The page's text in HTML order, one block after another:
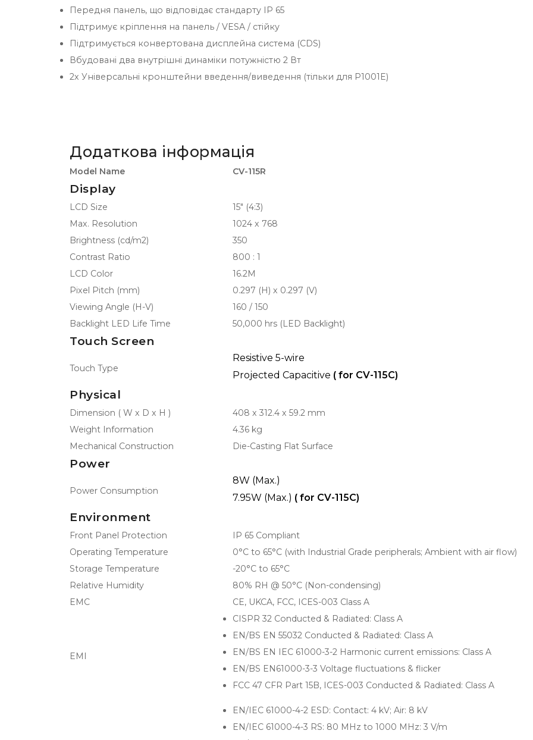
Передня панель, що відповідає стандарту IP 65
Підтримує кріплення на панель / VESA / стійку
Підтримується конвертована дисплейна система (CDS)
Вбудовані два внутрішні динаміки потужністю 2 Вт
2x Універсальні кронштейни введення/виведення (тільки для P1001E)
Додаткова інформація
Model Name CV-115R
Display
LCD Size
15" (4:3)
Max. Resolution
1024 x 768
Brightness (cd/m2)
350
Contrast Ratio
800 : 1
LCD Color
16.2M
Pixel Pitch (mm)
0.297 (H) x 0.297 (V)
Viewing Angle (H-V)
160 / 150
Backlight LED Life Time
50,000 hrs (LED Backlight)
Touch Screen
Touch Type
Resistive 5-wire
Projected Capacitive ( for CV-115C)
Physical
Dimension ( W x D x H )
408 x 312.4 x 59.2 mm
Weight Information
4.36 kg
Mechanical Construction
Die-Casting Flat Surface
Power
Power Consumption
8W (Max.)
7.95W (Max.) ( for CV-115C)
Environment
Front Panel Protection
IP 65 Compliant
Operating Temperature
0°C to 65°C (with Industrial Grade peripherals; Ambient with air flow)
Storage Temperature
-20°C to 65°C
Relative Humidity
80% RH @ 50°C (Non-condensing)
EMC
CE, UKCA, FCC, ICES-003 Class A
EMI
CISPR 32 Conducted & Radiated: Class A
EN/BS EN 55032 Conducted & Radiated: Class A
EN/BS EN IEC 61000-3-2 Harmonic current emissions: Class A
EN/BS EN61000-3-3 Voltage fluctuations & flicker
FCC 47 CFR Part 15B, ICES-003 Conducted & Radiated: Class A
EN/IEC 61000-4-2 ESD: Contact: 4 kV; Air: 8 kV
EN/IEC 61000-4-3 RS: 80 MHz to 1000 MHz: 3 V/m